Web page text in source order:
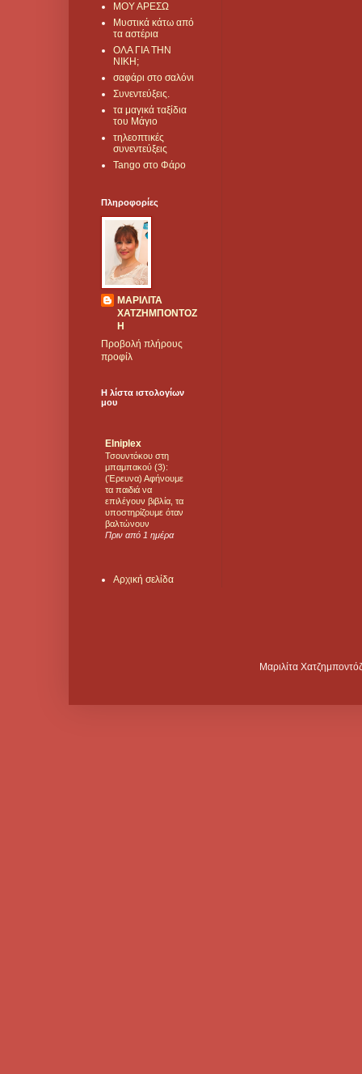
ΜΟΥ ΑΡΕΣΩ
Μυστικά κάτω από
τα αστέρια
ΟΛΑ ΓΙΑ ΤΗΝ
ΝΙΚΗ;
σαφάρι στο σαλόνι
Συνεντεύξεις.
τα μαγικά ταξίδια
του Μάγιο
τηλεοπτικές
συνεντεύξεις
Tango στο Φάρο
Πληροφορίες
ΜΑΡΙΛΙΤΑ
ΧΑΤΖΗΜΠΟΝΤΟΖ
Η
Προβολή πλήρους
προφίλ
Η λίστα ιστολογίων
μου
Elniplex
Τσουντόκου στη
μπαμπακού (3):
(Έρευνα) Αφήνουμε
τα παιδιά να
επιλέγουν βιβλία, τα
υποστηρίζουμε όταν
βαλτώνουν
Πριν από 1 ημέρα
Αρχική σελίδα
Μαριλίτα